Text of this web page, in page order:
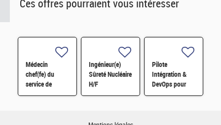
Ces offres pourraient vous intéresser
Médecin
chef(fe) du
service de
prévention et de
Ingénieur(e)
Sûreté Nucléaire
H/F
Pilote
Intégration &
DevOps pour
workflows